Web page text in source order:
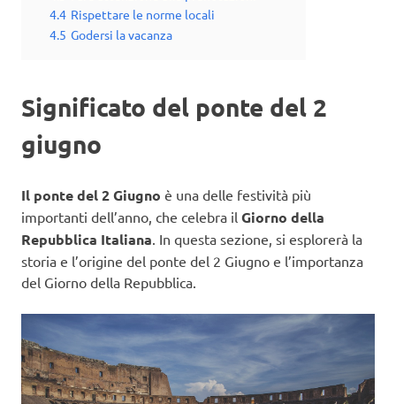
4.4 Rispettare le norme locali
4.5 Godersi la vacanza
Significato del ponte del 2
giugno
Il ponte del 2 Giugno è una delle festività più
importanti dell’anno, che celebra il Giorno della
Repubblica Italiana. In questa sezione, si esplorerà la
storia e l’origine del ponte del 2 Giugno e l’importanza
del Giorno della Repubblica.